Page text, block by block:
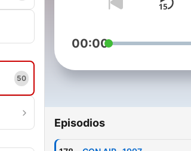
50
00:00
Episodios